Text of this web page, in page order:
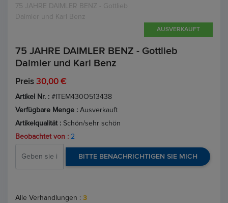
75 JAHRE DAIMLER BENZ - Gottlieb
Daimler und Karl Benz
AUSVERKAUFT
75 JAHRE DAIMLER BENZ - Gottlieb
Daimler und Karl Benz
Preis 30,00 €
Artikel Nr. : #ITEM430O513438
Verfügbare Menge : Ausverkauft
Artikelqualität : Schön/sehr schön
Beobachtet von : 2
BITTE BENACHRICHTIGEN SIE MICH
Alle Verhandlungen : 3